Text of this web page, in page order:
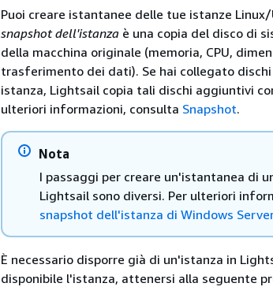
Puoi creare istantanee delle tue istanze
snapshot dell'istanza è una copia del disco di
della macchina originale (memoria, CPU,
trasferimento dei dati). Se hai collegato
istanza, Lightsail copia tali dischi aggiuntivi
ulteriori informazioni, consulta Snapshot.
Nota
I passaggi per creare un'istantanea di
Lightsail sono diversi. Per ulteriori
snapshot dell'istanza di Windows Server
È necessario disporre già di un'istanza in
disponibile l'istanza, attenersi alla seguente